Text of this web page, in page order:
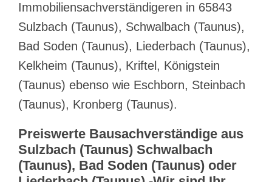
Immobiliensachverständigeren in 65843
Sulzbach (Taunus), Schwalbach (Taunus),
Bad Soden (Taunus), Liederbach (Taunus),
Kelkheim (Taunus), Kriftel, Königstein
(Taunus) ebenso wie Eschborn, Steinbach
(Taunus), Kronberg (Taunus).
Preiswerte Bausachverständige aus
Sulzbach (Taunus) Schwalbach
(Taunus), Bad Soden (Taunus) oder